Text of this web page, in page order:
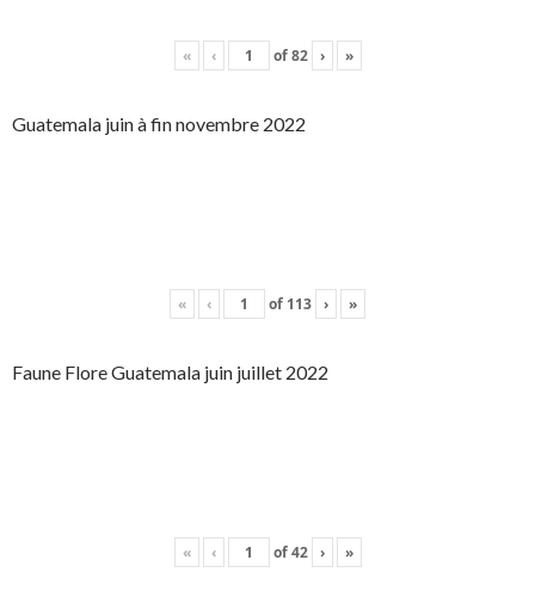
« ‹ of82 › »
Guatemala juin à fin novembre 2022
« ‹ of 113 › »
Faune Flore Guatemala juin juillet 2022
« ‹ of42 › »